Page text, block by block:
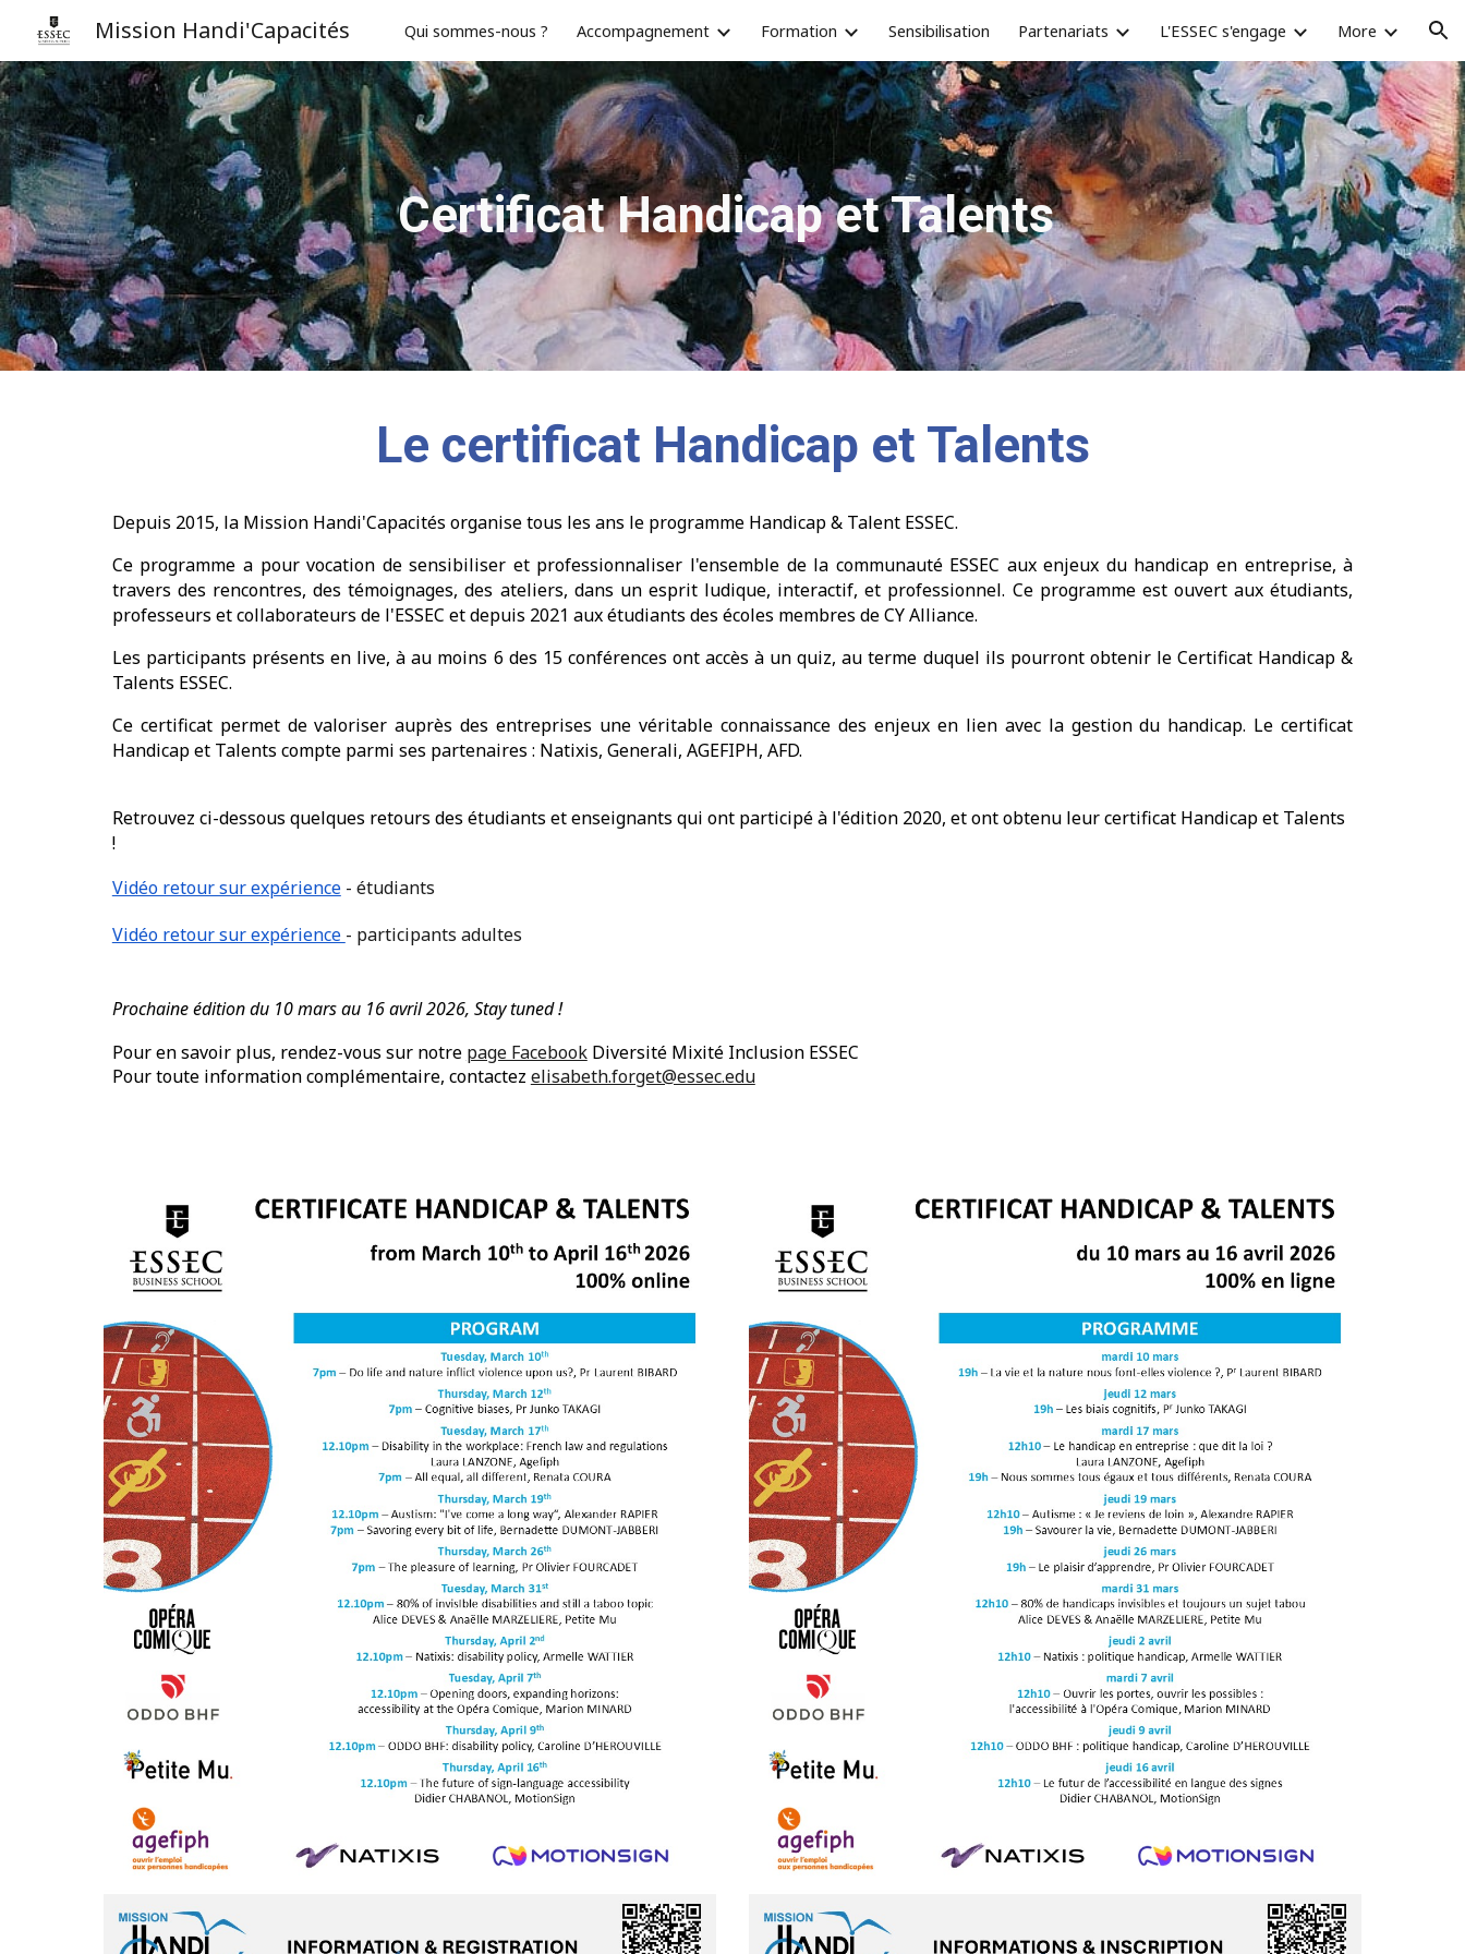
Skip to main content Skip to navigation
Mission Handi'Capacités Qui sommes-nous ? Accompagnement Formation Sensibilisation Partenariats L'ESSEC s'engage More
Certificat Handicap et Talents
Le certificat Handicap et Talents
Depuis 2015, la Mission Handi'Capacités organise tous les ans le programme Handicap & Talent ESSEC.
Ce programme a pour vocation de sensibiliser et professionnaliser l'ensemble de la communauté ESSEC aux enjeux du handicap en entreprise, à
travers des rencontres, des témoignages, des ateliers, dans un esprit ludique, interactif, et professionnel. Ce programme est ouvert aux étudiants,
professeurs et collaborateurs de l'ESSEC et depuis 2021 aux étudiants des écoles membres de CY Alliance.
Les participants présents en live, à au moins 6 des 15 conférences ont accès à un quiz, au terme duquel ils pourront obtenir le Certificat Handicap &
Talents ESSEC.
Ce certificat permet de valoriser auprès des entreprises une véritable connaissance des enjeux en lien avec la gestion du handicap. Le certificat
Handicap et Talents compte parmi ses partenaires : Natixis, Generali, AGEFIPH, AFD.
Retrouvez ci-dessous quelques retours des étudiants et enseignants qui ont participé à l'édition 2020, et ont obtenu leur certificat Handicap et Talents
!
Vidéo retour sur expérience- étudiants
Vidéo retour sur expérience - participants adultes
Prochaine édition du 10 marsau 16avril 2026, Stay tuned !
Pour en savoir plus, rendez-vous sur notre page FacebookDiversité Mixité Inclusion ESSEC
Pour toute information complémentaire, contactez elisabeth.forget@essec.edu